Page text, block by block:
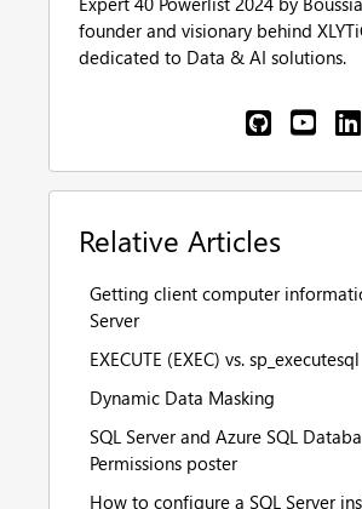
founder and visionary behind
dedicated to Data & AI solutions.
Relative Articles
Getting client computer
Server
EXECUTE (EXEC) vs. sp_executesql
Dynamic Data Masking
SQL Server and Azure SQL
Permissions poster
How to configure a SQL Server